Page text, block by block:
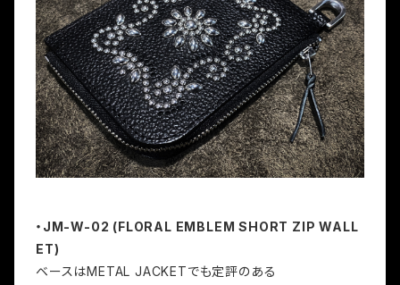
・JM-W-02 (FLORAL EMBLEM SHORT ZIP WALL
ET)
ベースはMETAL JACKETでも定評のある